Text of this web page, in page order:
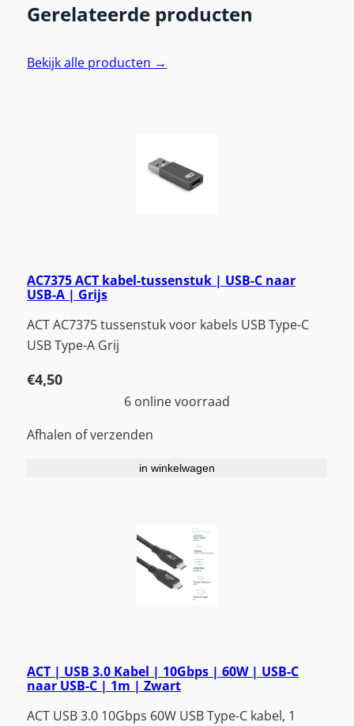
Gerelateerde producten
Bekijk alle producten →
AC7375 ACT kabel-tussenstuk | USB-C naar
USB-A | Grijs
ACT AC7375 tussenstuk voor kabels USB Type-C
USB Type-A Grij
€4,50
6 online voorraad
Afhalen of verzenden
in winkelwagen
ACT | USB 3.0 Kabel | 10Gbps | 60W | USB-C
naar USB-C | 1m | Zwart
ACT USB 3.0 10Gbps 60W USB Type-C kabel, 1